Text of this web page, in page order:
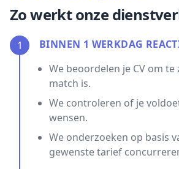
Zo werkt onze
1
BINNEN 1 WERKDAG
We beoordelen je CV om te
match is.
We controleren of je
wensen.
We onderzoeken op basis
gewenste tarief